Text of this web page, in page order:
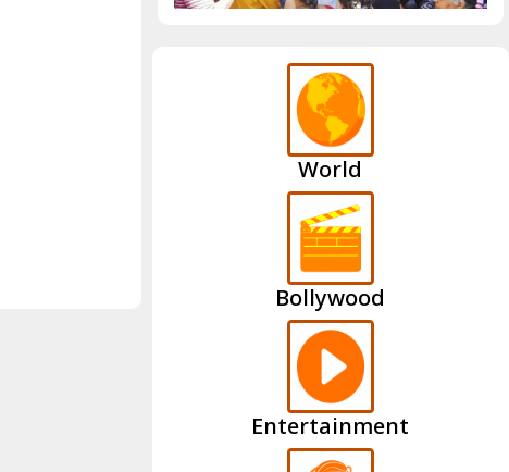
World
Bollywood
Entertainment